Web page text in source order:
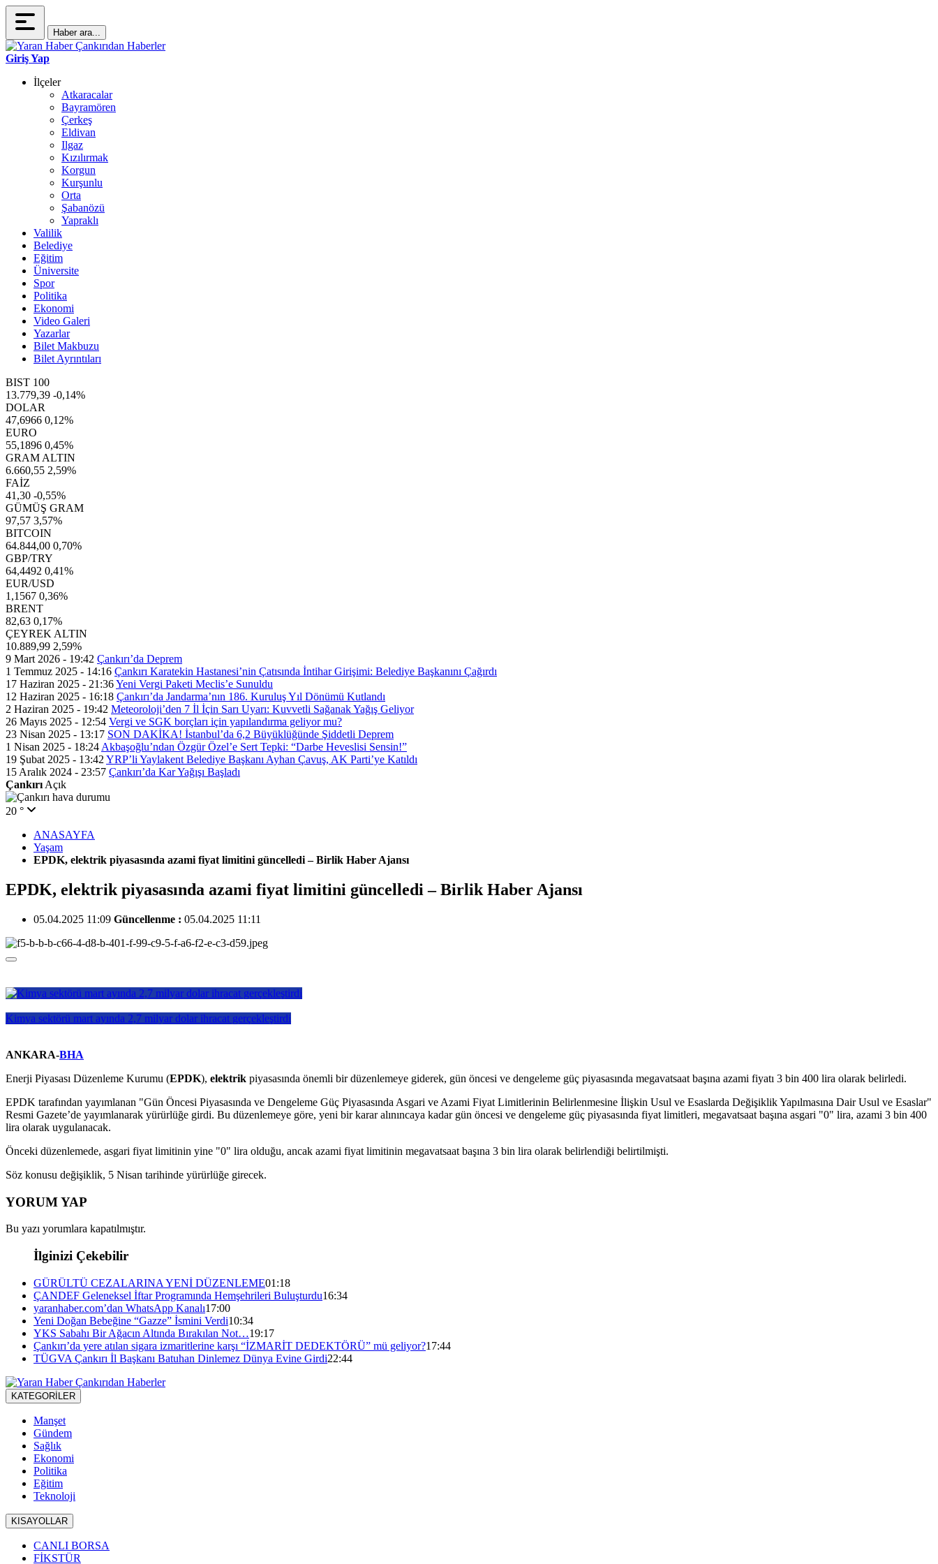
Haber ara...
Giriş Yap
İlçeler
Atkaracalar
Bayramören
Çerkeş
Eldivan
Ilgaz
Kızılırmak
Korgun
Kurşunlu
Orta
Şabanözü
Yapraklı
Valilik
Belediye
Eğitim
Üniversite
Spor
Politika
Ekonomi
Video Galeri
Yazarlar
Bilet Makbuzu
Bilet Ayrıntıları
BIST 100
13.779,39 -0,14%
DOLAR
47,6966 0,12%
EURO
55,1896 0,45%
GRAM ALTIN
6.660,55 2,59%
FAİZ
41,30 -0,55%
GÜMÜŞ GRAM
97,57 3,57%
BITCOIN
64.844,00 0,70%
GBP/TRY
64,4492 0,41%
EUR/USD
1,1567 0,36%
BRENT
82,63 0,17%
ÇEYREK ALTIN
10.889,99 2,59%
9 Mart 2026 - 19:42 Çankırı’da Deprem
1 Temmuz 2025 - 14:16 Çankırı Karatekin Hastanesi’nin Çatısında İntihar Girişimi: Belediye Başkanını Çağırdı
17 Haziran 2025 - 21:36Yeni Vergi Paketi Meclis’e Sunuldu
12 Haziran 2025 - 16:18 Çankırı’da Jandarma’nın 186. Kuruluş Yıl Dönümü Kutlandı
2 Haziran 2025 - 19:42 Meteoroloji’den 7 İl İçin Sarı Uyarı: Kuvvetli Sağanak Yağış Geliyor
26 Mayıs 2025 - 12:54 Vergi ve SGK borçları için yapılandırma geliyor mu?
23 Nisan 2025 - 13:17 SON DAKİKA! İstanbul’da 6,2 Büyüklüğünde Şiddetli Deprem
1 Nisan 2025 - 18:24 Akbaşoğlu’ndan Özgür Özel’e Sert Tepki: “Darbe Heveslisi Sensin!”
19 Şubat 2025 - 13:42 YRP’li Yaylakent Belediye Başkanı Ayhan Çavuş, AK Parti’ye Katıldı
15 Aralık 2024 - 23:57 Çankırı’da Kar Yağışı Başladı
Çankırı Açık
20 °
ANASAYFA
Yaşam
EPDK, elektrik piyasasında azami fiyat limitini güncelledi – Birlik Haber Ajansı
EPDK, elektrik piyasasında azami fiyat limitini güncelledi – Birlik Haber Ajansı
05.04.2025 11:09 Güncellenme : 05.04.2025 11:11
Kimya sektörü mart ayında 2,7 milyar dolar ihracat gerçekleştirdi
ANKARA-BHA
Enerji Piyasası Düzenleme Kurumu (EPDK), elektrik piyasasında önemli bir düzenlemeye giderek, gün öncesi ve dengeleme güç piyasasında megavatsaat başına azami fiyatı 3 bin 400 lira olarak belirledi.
EPDK tarafından yayımlanan "Gün Öncesi Piyasasında ve Dengeleme Güç Piyasasında Asgari ve Azami Fiyat Limitlerinin Belirlenmesine İlişkin Usul ve Esaslarda Değişiklik Yapılmasına Dair Usul ve Esaslar"
Resmi Gazete’de yayımlanarak yürürlüğe girdi. Bu düzenlemeye göre, yeni bir karar alınıncaya kadar gün öncesi ve dengeleme güç piyasasında fiyat limitleri, megavatsaat başına asgari "0" lira, azami 3 bin 400
lira olarak uygulanacak.
Önceki düzenlemede, asgari fiyat limitinin yine "0" lira olduğu, ancak azami fiyat limitinin megavatsaat başına 3 bin lira olarak belirlendiği belirtilmişti.
Söz konusu değişiklik, 5 Nisan tarihinde yürürlüğe girecek.
YORUM YAP
Bu yazı yorumlara kapatılmıştır.
İlginizi Çekebilir
GÜRÜLTÜ CEZALARINA YENİ DÜZENLEME01:18
ÇANDEF Geleneksel İftar Programında Hemşehrileri Buluşturdu16:34
yaranhaber.com’dan WhatsApp Kanalı17:00
Yeni Doğan Bebeğine “Gazze” İsmini Verdi10:34
YKS Sabahı Bir Ağacın Altında Bırakılan Not…19:17
Çankırı’da yere atılan sigara izmaritlerine karşı “İZMARİT DEDEKTÖRÜ” mü geliyor?17:44
TÜGVA Çankırı İl Başkanı Batuhan Dinlemez Dünya Evine Girdi22:44
KATEGORİLER
Manşet
Gündem
Sağlık
Ekonomi
Politika
Eğitim
Teknoloji
KISAYOLLAR
CANLI BORSA
FİKSTÜR